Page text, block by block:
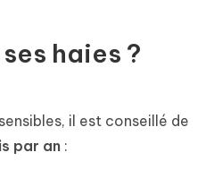
haies ?
il est conseillé de
par an :